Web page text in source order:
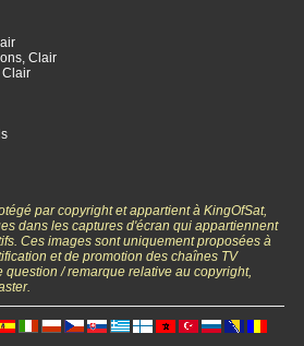
Clair
Clair
par copyright et appartient à KingOfSat,
dans les captures d'écran qui appartiennent
Ces images sont uniquement proposées à
et de promotion des chaînes TV
question / remarque relative au copyright,